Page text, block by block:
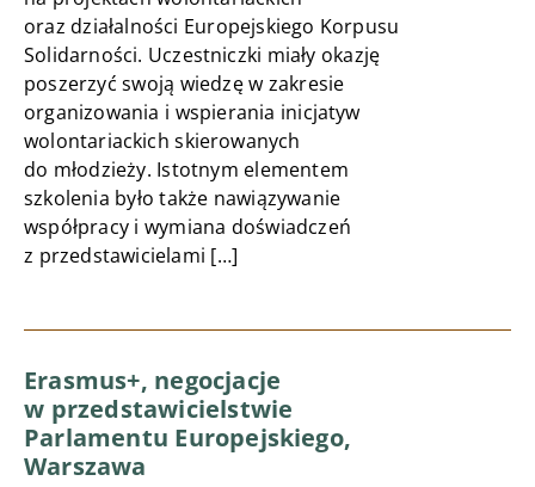
oraz działalności Europejskiego Korpusu
Solidarności. Uczestniczki miały okazję
poszerzyć swoją wiedzę w zakresie
organizowania i wspierania inicjatyw
wolontariackich skierowanych
do młodzieży. Istotnym elementem
szkolenia było także nawiązywanie
współpracy i wymiana doświadczeń
z przedstawicielami […]
Erasmus+, negocjacje
w przedstawicielstwie
Parlamentu Europejskiego,
Warszawa